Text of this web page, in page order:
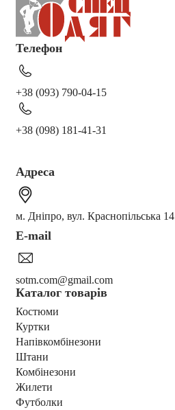
Телефон
+38 (093) 790-04-15
+38 (098) 181-41-31
Адреса
м. Дніпро, вул. Краснопільська 14
E-mail
sotm.com@gmail.com
Каталог товарів
Костюми
Куртки
Напівкомбінезони
Штани
Комбінезони
Жилети
Футболки